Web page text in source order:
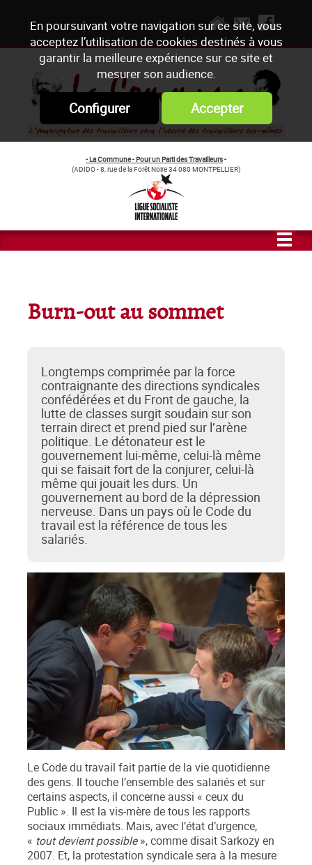
En poursuivant votre navigation sur ce site, vous
acceptez l’utilisation de cookies destinés à vous
garantir la meilleure expérience sur ce site et
mesurer son audience.
Configurer Accepter
- La Commune - Pour un Parti des Travailleurs-
(ADIDO - 8, rue de la Forêt Noire 34 080 MONTPELLIER)
Burn-out au sommet
Longtemps comprimée par la force
contraignante des directions syndicales
confédérées et du Front de gauche, la
lutte de classes surgit soudain sur son
terrain direct et prend pied sur l’arène
politique. Le détonateur est le
gouvernement lui-même, celui-là même
qui se faisait fort de la conjurer, celui-là
même qui jouait les durs. Un
gouvernement au bord de la dépression
nerveuse. Dans un pays où le Code du
travail est la référence de tous les
salariés.
Le Code du travail fait partie de la vie quotidienne
des gens. Il touche l’ensemble des salariés et sur
certains aspects, il concerne aussi « ceux du
Public ». Il est la vis-mère de tous les rapports
sociaux immédiats. Mais, avec l’état d’urgence,
« tout devient possible», comme disait Sarkozy en
2007. Et, la protestation syndicale sera à la mesure